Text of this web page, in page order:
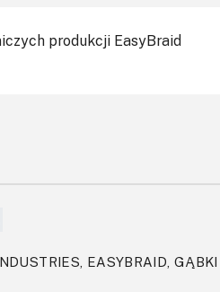
produkcji EasyBraid
EASYBRAID,